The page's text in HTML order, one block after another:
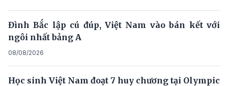
Đình Bắc lập cú đúp, Việt Nam vào bán kết với
ngôi nhất bảng A
08/08/2026
Học sinh Việt Nam đoạt 7 huy chương tại Olympic